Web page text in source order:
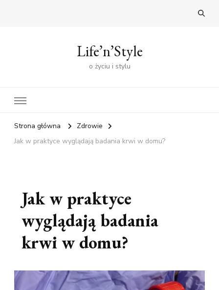
Life’n’Style
o życiu i stylu
Strona główna
Zdrowie
Jak w praktyce wyglądają badania krwi w domu?
Jak w praktyce
wyglądają badania
krwi w domu?